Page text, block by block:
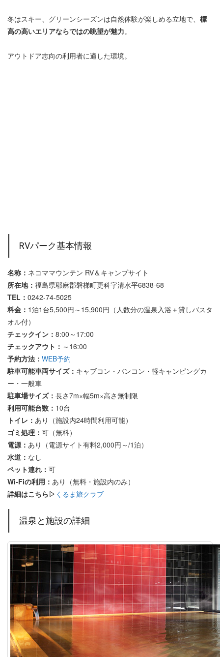
冬はスキー、グリーンシーズンは自然体験が楽しめる立地で、 標
高の高いエリアならではの眺望が魅力。
アウトドア志向の利用者に適した環境。
RVパーク基本情報
名称： ネコママウンテン RV＆キャンプサイト
所在地： 福島県耶麻郡磐梯町更科字清水平6838-68
TEL： 0242-74-5025
料金： 1泊1台5,500円～15,900円（人数分の温泉入浴＋貸しバスタ
オル付）
チェックイン： 8:00～17:00
チェックアウト： ～16:00
予約方法： WEB予約
駐車可能車両サイズ： キャブコン・バンコン・軽キャンピングカ
ー・一般車
駐車場サイズ： 長さ7m×幅5m×高さ無制限
利用可能台数： 10台
トイレ： あり（施設内24時間利用可能）
ゴミ処理： 可（無料）
電源： あり（電源サイト有料2,000円～/1泊）
水道： なし
ペット連れ： 可
Wi-Fiの利用： あり（無料・施設内のみ）
詳細はこちら▷ くるま旅クラブ
温泉と施設の詳細